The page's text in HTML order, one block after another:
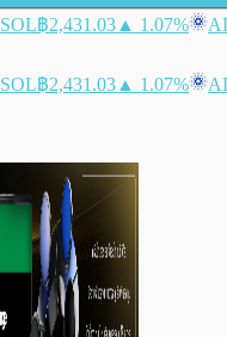
SOL฿2,431.03 ▲ 1.07%
SOL฿2,431.03 ▲ 1.07%